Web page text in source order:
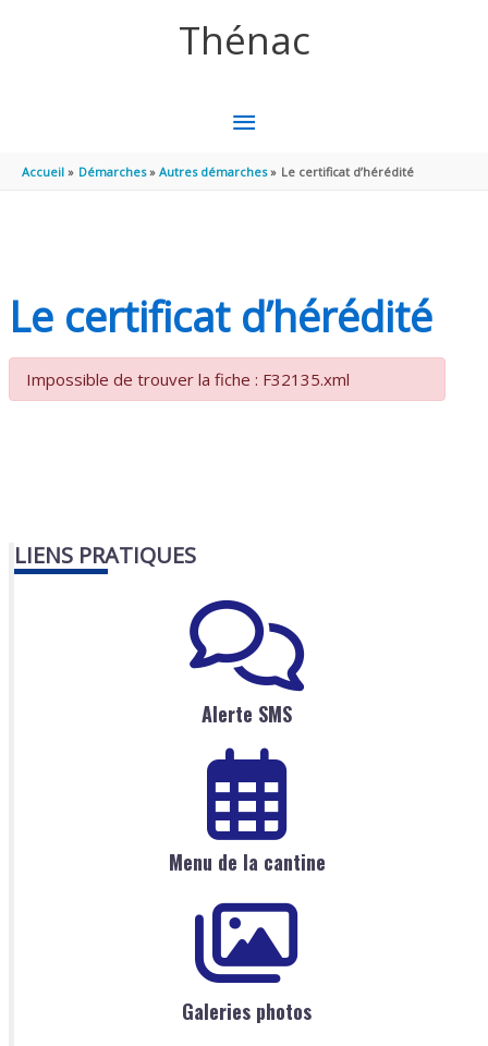
Thénac
MENU
PRINCIPAL
Accueil Démarches Autres démarches Le certificat d’hérédité
Le certificat d’hérédité
Impossible de trouver la fiche : F32135.xml
LIENS PRATIQUES
Alerte SMS
Menu de la cantine
Galeries photos